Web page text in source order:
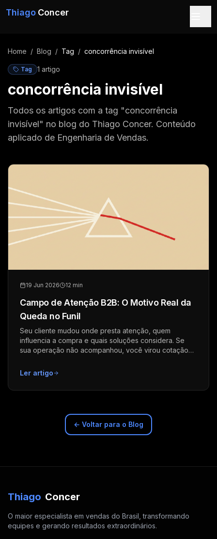
Thiago Concer
Home / Blog / Tag / concorrência invisível
Tag 1 artigo
concorrência invisível
Todos os artigos com a tag "concorrência
invisível" no blog do Thiago Concer. Conteúdo
aplicado de Engenharia de Vendas.
19 Jun 2026 12 min
Campo de Atenção B2B: O Motivo Real da
Queda no Funil
Seu cliente mudou onde presta atenção, quem
influencia a compra e quais soluções considera. Se
sua operação não acompanhou, você virou cotação
Ler artigo
← Voltar para o Blog
Thiago Concer
O maior especialista em vendas do Brasil, transformando
equipes e gerando resultados extraordinários.